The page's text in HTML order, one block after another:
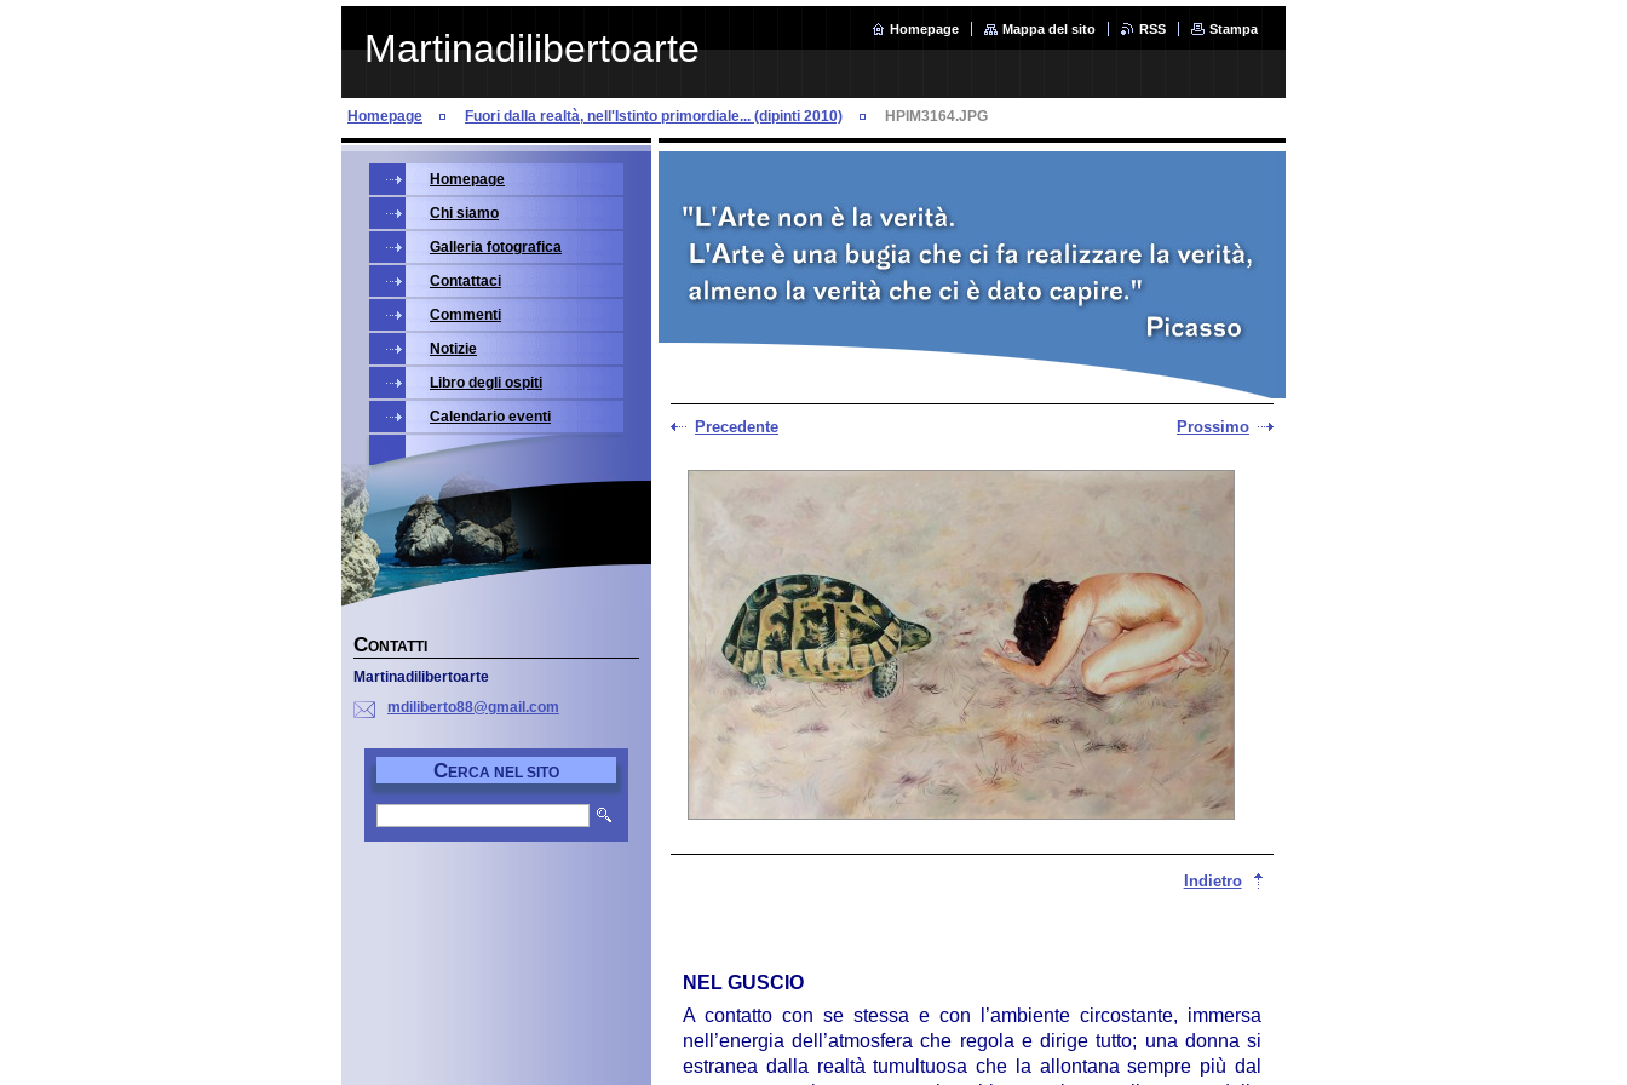
Martinadilibertoarte Homepage Mappa del sito RSS Stampa
Homepage Fuori dalla realtà, nell'Istinto primordiale... (dipinti 2010) HPIM3164.JPG
Precedente Prossimo
Indietro
NEL GUSCIO
A contatto con se stessa e con l’ambiente circostante, immersa
nell’energia dell’atmosfera che regola e dirige tutto; una donna si
estranea dalla realtà tumultuosa che la allontana sempre più dal
Homepage
Chi siamo
Galleria fotografica
Contattaci
Commenti
Notizie
Libro degli ospiti
Calendario eventi
CONTATTI
Martinadilibertoarte
mdiliberto88@gmail.com
CERCA NEL SITO